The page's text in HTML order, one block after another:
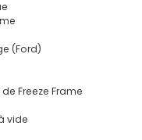
(Ford)
Freeze Frame
vide